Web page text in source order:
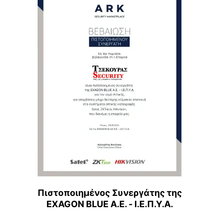
Πιστοποιημένος Συνεργάτης της
EXAGON BLUE A.E. - Ι.Ε.Π.Υ.Α.